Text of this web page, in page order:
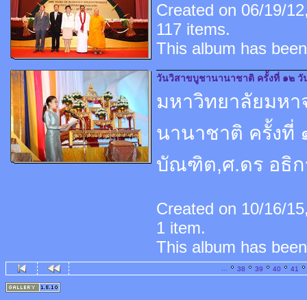
Created on 06/19/
117 items.
This album has
วันวิสาขบูชานานาชาติ ครั้งที่ ๑๒ วั
มหาวิทยาลัยมห
นานาชาติ ครั้งที่
บัณฑิต,ศ.ดร อธิก
Created on 10/16/
1 item.
This album has
38 39 40 41